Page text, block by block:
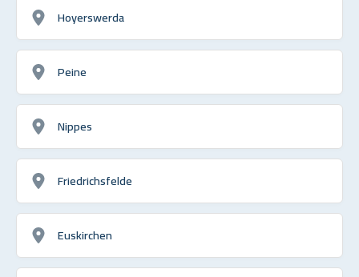
Hoyerswerda
Peine
Nippes
Friedrichsfelde
Euskirchen